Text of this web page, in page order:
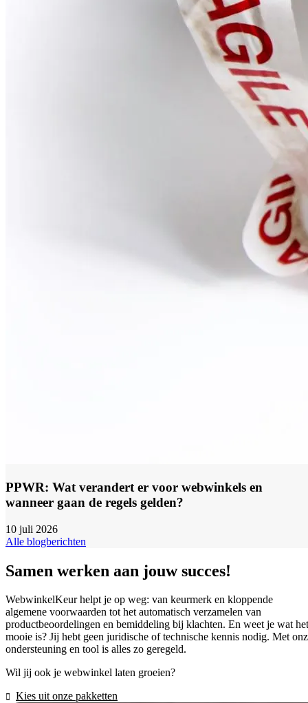
PPWR: Wat verandert er voor webwinkels en
wanneer gaan de regels gelden?
10 juli 2026
Alle blogberichten
Samen werken aan jouw succes!
WebwinkelKeur helpt je op weg: van keurmerk en kloppende
algemene voorwaarden tot het automatisch verzamelen van
productbeoordelingen en bemiddeling bij klachten. En weet je wat het
mooie is? Jij hebt geen juridische of technische kennis nodig. Met
ondersteuning en tool is alles zo geregeld.
Wil jij ook je webwinkel laten groeien?
Kies uit onze pakketten